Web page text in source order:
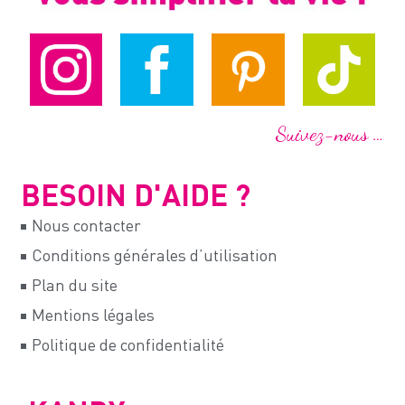
Suivez-nous …
BESOIN D'AIDE ?
Nous contacter
Conditions générales d’utilisation
Plan du site
Mentions légales
Politique de confidentialité